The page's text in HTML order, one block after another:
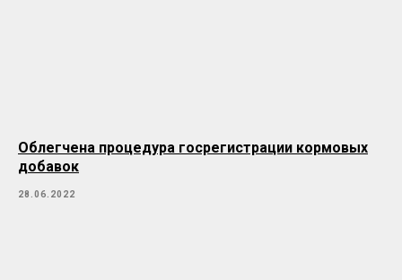
Облегчена процедура госрегистрации кормовых
добавок
28.06.2022